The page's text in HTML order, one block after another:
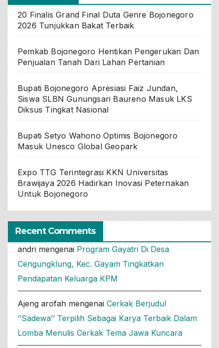
20 Finalis Grand Final Duta Genre Bojonegoro
2026 Tunjukkan Bakat Terbaik
Pemkab Bojonegoro Hentikan Pengerukan Dan
Penjualan Tanah Dari Lahan Pertanian
Bupati Bojonegoro Apresiasi Faiz Jundan,
Siswa SLBN Gunungsari Baureno Masuk LKS
Diksus Tingkat Nasional
Bupati Setyo Wahono Optimis Bojonegoro
Masuk Unesco Global Geopark
Expo TTG Terintegrasi KKN Universitas
Brawijaya 2026 Hadirkan Inovasi Peternakan
Untuk Bojonegoro
Recent Comments
andri mengenai Program Gayatri Di Desa
Cengungklung, Kec. Gayam Tingkatkan
Pendapatan Keluarga KPM
Ajeng arofah mengenai Cerkak Berjudul
’’Sadewa’’ Terpilih Sebagai Karya Terbaik Dalam
Lomba Menulis Cerkak Tema Jawa Kuncara